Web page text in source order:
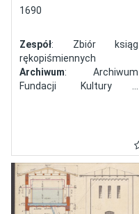
1690
Zespół: Zbiór ksiąg
rękopiśmiennych
Archiwum: Archiwum
Fundacji Kultury i